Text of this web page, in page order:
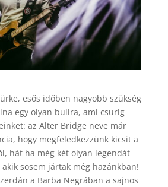
esős időben nagyobb szükség
egy olyan bulira, ami csurig
az Alter Bridge neve már
hogy megfeledkezzünk kicsit a
hát ha még két olyan legendát
sosem jártak még hazánkban!
a Barba Negrában a sajnos